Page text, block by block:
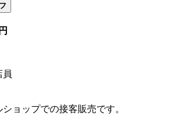
員
ョップでの接客販売です。